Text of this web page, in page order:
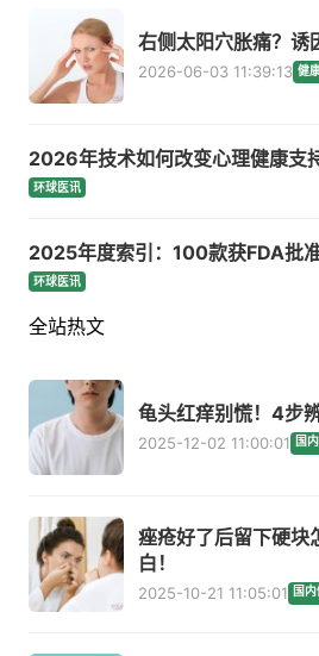
右侧太阳穴胀痛？诱
2026-06-03 11:39:13 健
2026年技术如何改变心理健康支
环球医讯
2025年度索引：100款获FDA批
环球医讯
全站热文
龟头红痒别慌！4步
2025-12-02 11:00:01 国
痤疮好了后留下硬块
白！
2025-10-21 11:05:01 国